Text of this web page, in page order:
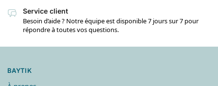
Service client
Besoin d’aide ? Notre équipe est disponible 7 jours sur 7 pour
répondre à toutes vos questions.
BAYTIK